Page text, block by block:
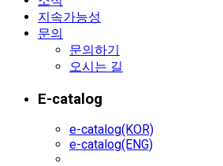
지속가능성
문의
문의하기
오시는 길
E-catalog
e-catalog(KOR)
e-catalog(ENG)